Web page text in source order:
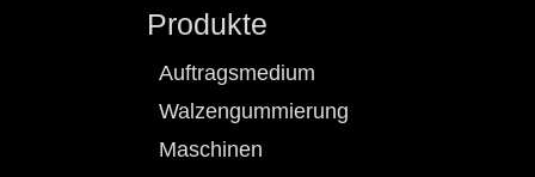
Produkte
Auftragsmedium
Walzengummierung
Maschinen